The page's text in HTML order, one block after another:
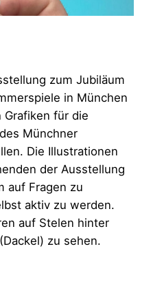
zum Jubiläum
in München
für die
Münchner
Die Illustrationen
der Ausstellung
auf Fragen zu
aktiv zu werden.
auf Stelen hinter
zu sehen.